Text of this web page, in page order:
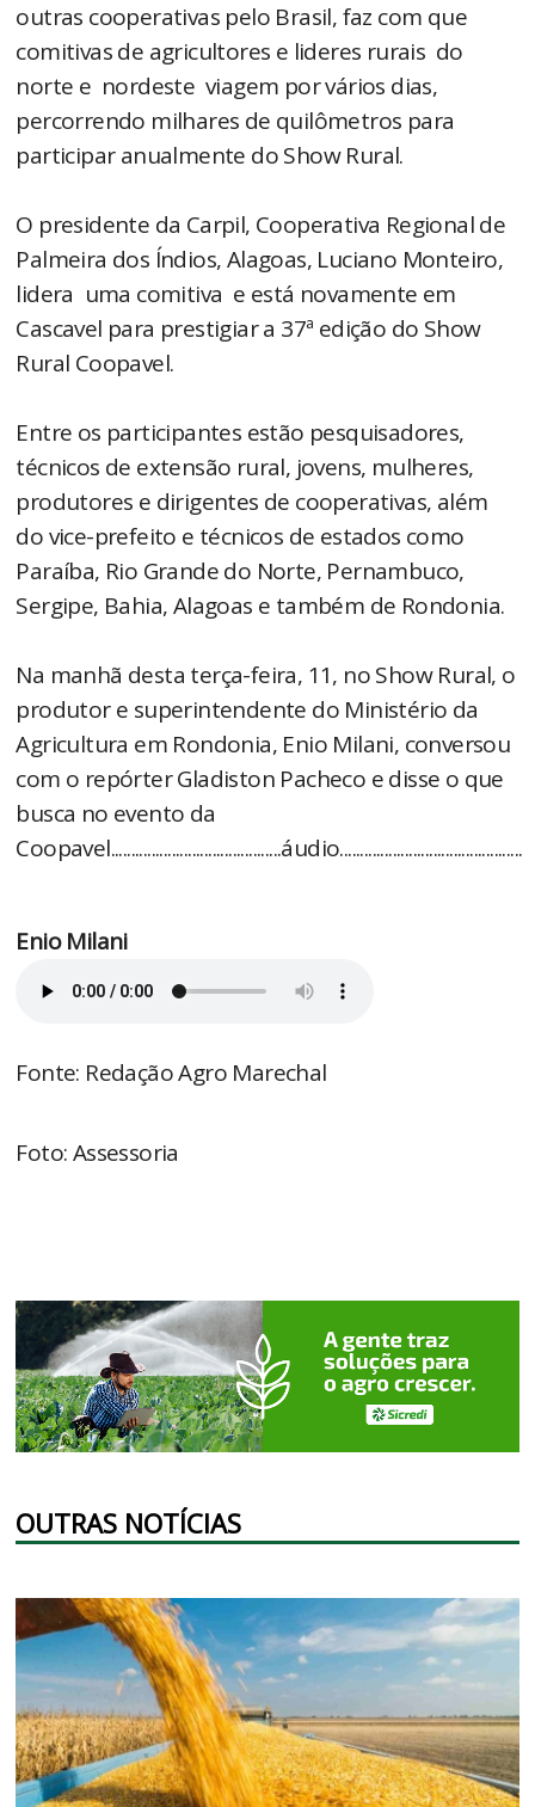
outras cooperativas pelo Brasil, faz com que
comitivas de agricultores e lideres rurais do
norte e nordeste viagem por vários dias,
percorrendo milhares de quilômetros para
participar anualmente do Show Rural.
O presidente da Carpil, Cooperativa Regional de
Palmeira dos Índios, Alagoas, Luciano Monteiro,
lidera uma comitiva e está novamente em
Cascavel para prestigiar a 37ª edição do Show
Rural Coopavel.
Entre os participantes estão pesquisadores,
técnicos de extensão rural, jovens, mulheres,
produtores e dirigentes de cooperativas, além
do vice-prefeito e técnicos de estados como
Paraíba, Rio Grande do Norte, Pernambuco,
Sergipe, Bahia, Alagoas e também de Rondonia.
Na manhã desta terça-feira, 11, no Show Rural, o
produtor e superintendente do Ministério da
Agricultura em Rondonia, Enio Milani, conversou
com o repórter Gladiston Pacheco e disse o que
busca no evento da
Coopavel..........................................áudio.............................................
Enio Milani
Fonte: Redação Agro Marechal
Foto: Assessoria
OUTRAS NOTÍCIAS